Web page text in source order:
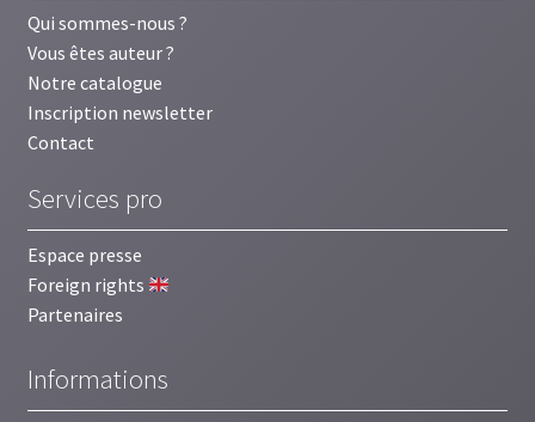
Qui sommes-nous ?
Vous êtes auteur ?
Notre catalogue
Inscription newsletter
Contact
Services pro
Espace presse
Foreign rights
Partenaires
Informations